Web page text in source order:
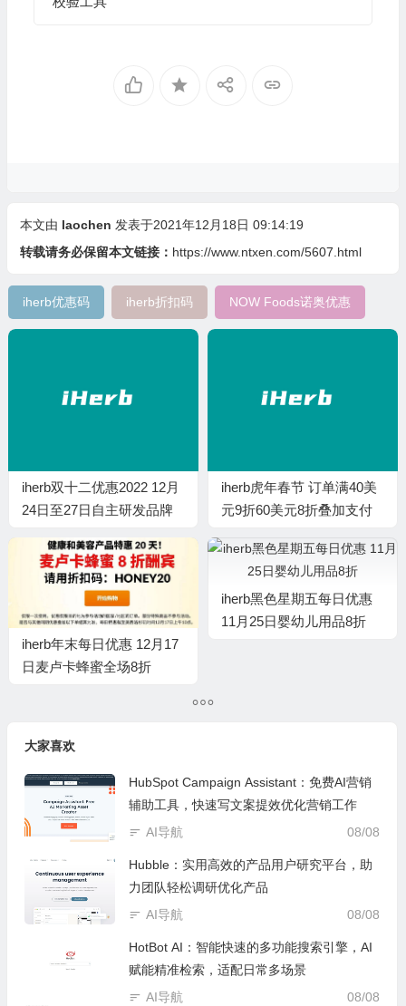
本文由 laochen 发表于2021年12月18日 09:14:19
转载请务必保留本文链接： https://www.ntxen.com/5607.html
iherb优惠码 iherb折扣码 NOW Foods诺奥优惠
iherb双十二优惠2022 12月
24日至27日自主研发品牌
iherb虎年春节 订单满40美
元9折60美元8折叠加支付
iherb年末每日优惠 12月17
日麦卢卡蜂蜜全场8折
iherb黑色星期五每日优惠
11月25日婴幼儿用品8折
大家喜欢
HubSpot Campaign Assistant：免费AI营销
辅助工具，快速写文案提效优化营销工作
08/08
AI导航
Hubble：实用高效的产品用户研究平台，助
力团队轻松调研优化产品
08/08
AI导航
HotBot AI：智能快速的多功能搜索引擎，AI
赋能精准检索，适配日常多场景
08/08
AI导航